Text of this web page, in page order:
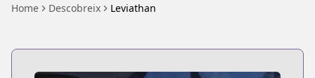
Home Descobreix Leviathan